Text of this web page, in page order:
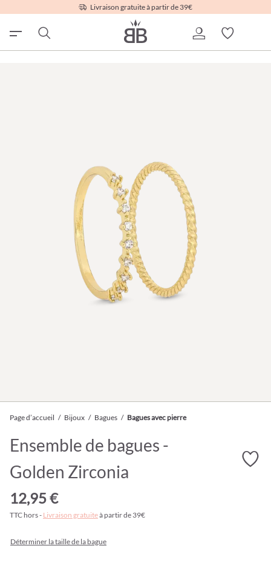
Livraison gratuite à partir de 39€
Page d’accueil / Bijoux / Bagues / Bagues avec pierre
Ensemble de bagues -
Golden Zirconia
12,95 €
TTC hors - Livraison gratuiteà partir de 39€
Déterminer la taille de la bague